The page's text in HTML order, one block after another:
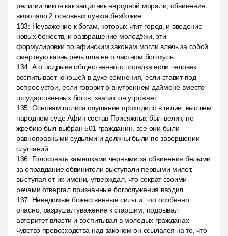
религии ликон как защитник народной морали, обвинение
включало 2 основных пункта безбожие.
133: Неуважение к богам, которых чтит город, и введение
новых божеств, и развращение молодёжи, эти
формулировки по афинским законам могли влечь за собой
смертную казнь речь шла не о частном богохуль.
134: А о подрыве общественного порядка если человек
воспитывает юношей в духе сомнения, если ставит под
вопрос устои, если говорит о внутреннем даймоне вместо
государственных богов, значит, он угрожает.
135: Основам полиса слушание проходило в гелие, высшем
народном суде Афин состав Присяжных был велик, по
жребию был выбран 501 гражданин, все они были
равноправными судьями и должны были по завершении
слушаний.
136: Голосовать камешками чёрными за обвинения белыми
за оправдание обвинители выступали первыми милет,
выступая от их имени, утверждал, что сократ своими
речами отвергал признанные богослужения вводил.
137: Неведомые божественные силы и, что особенно
опасно, разрушал уважение к старшим, подрывал
авторитет власти и воспитывал в молодых гражданах
чувство превосходства над законом он ссылался на то, что